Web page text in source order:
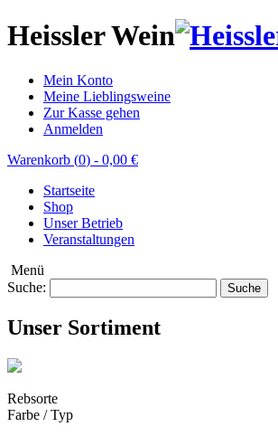
Heissler Wein
Mein Konto
Meine Lieblingsweine
Zur Kasse gehen
Anmelden
Warenkorb (0) - 0,00 €
Startseite
Shop
Unser Betrieb
Veranstaltungen
Menü
Suche:
Suche
Unser Sortiment
Rebsorte
Farbe / Typ